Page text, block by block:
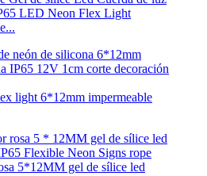
LED Neon Flex Light
light 6*12mm impermeable
5*12MM gel de sílice led